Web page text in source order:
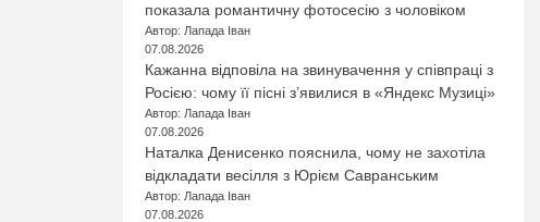
показала романтичну фотосесію з чоловіком
Автор: Лапада Іван
07.08.2026
Кажанна відповіла на звинувачення у співпраці з
Росією: чому її пісні з’явилися в «Яндекс Музиці»
Автор: Лапада Іван
07.08.2026
Наталка Денисенко пояснила, чому не захотіла
відкладати весілля з Юрієм Савранським
Автор: Лапада Іван
07.08.2026